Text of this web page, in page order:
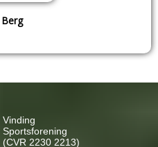
Berg
Vinding
Sportsforening
(CVR 2230 2213)